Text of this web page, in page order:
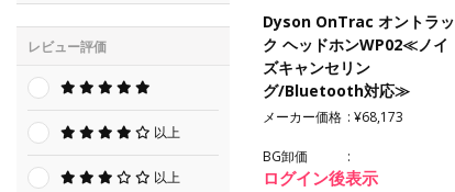
レビュー評価
以上
以上
Dyson OnTrac オントラッ
ク ヘッドホンWP02≪ノイ
ズキャンセリン
グ/Bluetooth対応≫
メーカー価格 ¥68,173
BG卸価
ログイン後表示